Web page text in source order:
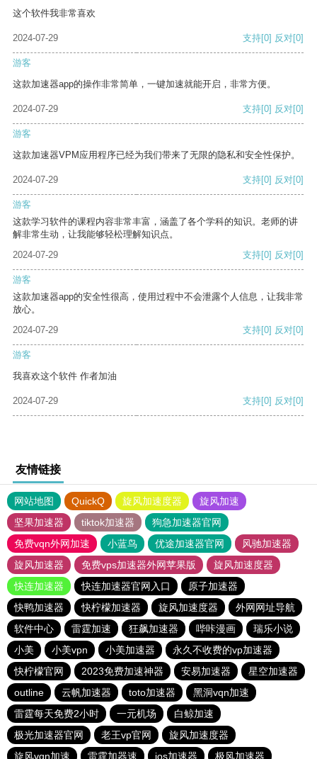
这个软件我非常喜欢
2024-07-29 支持[0] 反对[0]
游客
这款加速器app的操作非常简单，一键加速就能开启，非常方便。
2024-07-29 支持[0] 反对[0]
游客
这款加速器VPM应用程序已经为我们带来了无限的隐私和安全性保护。
2024-07-29 支持[0] 反对[0]
游客
这款学习软件的课程内容非常丰富，涵盖了各个学科的知识。老师的讲
解非常生动，让我能够轻松理解知识点。
2024-07-29
支持[0] 反对[0]
游客
这款加速器app的安全性很高，使用过程中不会泄露个人信息，让我非常
放心。
2024-07-29
支持[0] 反对[0]
游客
我喜欢这个软件 作者加油
2024-07-29 支持[0] 反对[0]
友情链接
网站地图 QuickQ 旋风加速度器
旋风加速
坚果加速器
tiktok加速器
狗急加速器官网
免费vqn外网加速
小蓝鸟 优途加速器官网
风驰加速器
旋风加速器
免费vps加速器外网苹果版
旋风加速度器
快连加速器
快连加速器官网入口
原子加速器
快鸭加速器
快柠檬加速器 旋风加速度器
外网网址导航
软件中心
雷霆加速 狂飙加速器 哔咔漫画
瑞乐小说
小美
小美vpn 小美加速器
永久不收费的vp加速器
快柠檬官网
2023免费加速神器 安易加速器
星空加速器
outline
云帆加速器 toto加速器
黑洞vqn加速
雷霆每天免费2小时
一元机场
白鲸加速
极光加速器官网
老王vp官网
旋风加速度器
旋风vqn加速
雷霆加器速 ios加速器 极风加速器